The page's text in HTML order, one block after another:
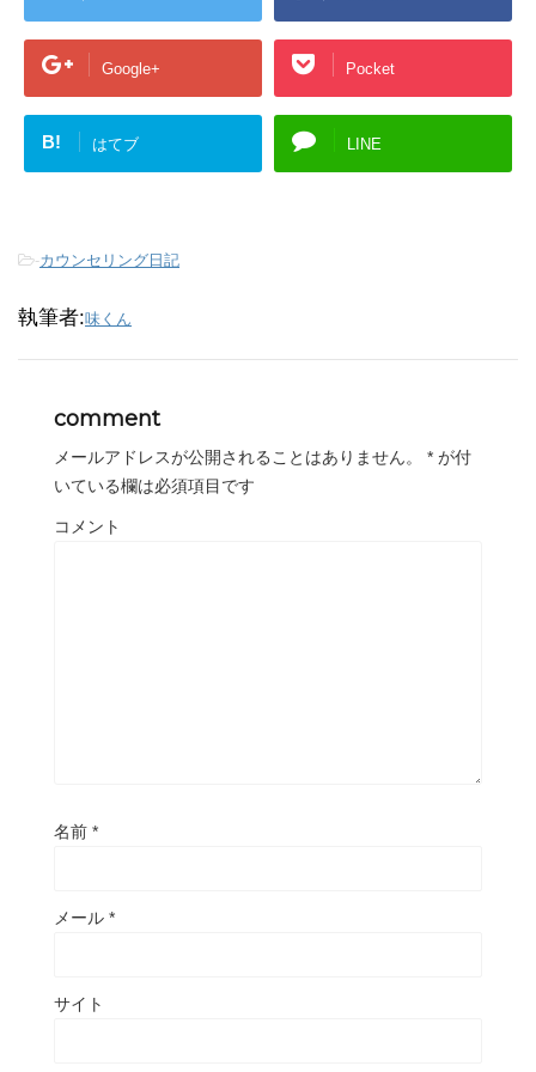
Google+ Pocket
B! はてブ LINE
-カウンセリング日記
執筆者:味くん
comment
メールアドレスが公開されることはありません。 * が付
いている欄は必須項目です
コメント
名前 *
メール *
サイト